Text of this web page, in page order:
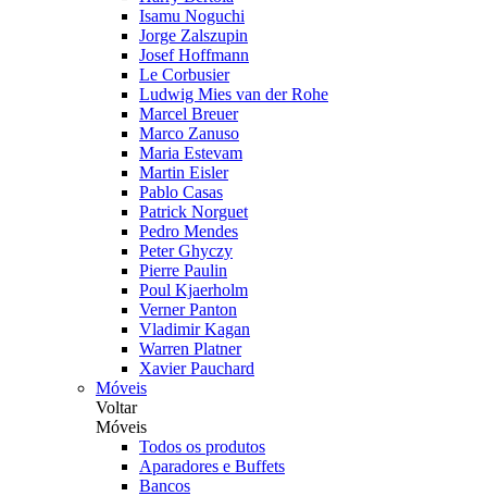
Isamu Noguchi
Jorge Zalszupin
Josef Hoffmann
Le Corbusier
Ludwig Mies van der Rohe
Marcel Breuer
Marco Zanuso
Maria Estevam
Martin Eisler
Pablo Casas
Patrick Norguet
Pedro Mendes
Peter Ghyczy
Pierre Paulin
Poul Kjaerholm
Verner Panton
Vladimir Kagan
Warren Platner
Xavier Pauchard
Móveis
Voltar
Móveis
Todos os produtos
Aparadores e Buffets
Bancos